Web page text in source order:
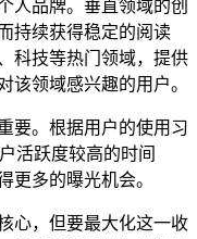
人品牌。垂直领域的创
持续获得稳定的阅读
科技等热门领域，提供
该领域感兴趣的用户。
要。根据用户的使用习
活跃度较高的时间
更多的曝光机会。
心，但要最大化这一收